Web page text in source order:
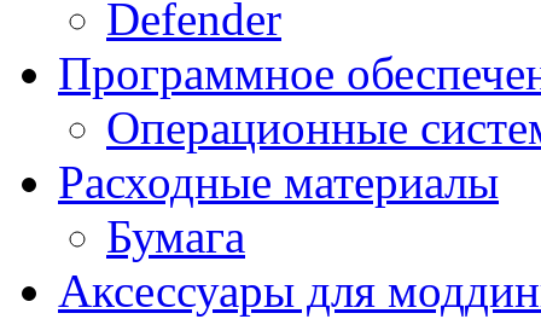
Defender
Программное
Операционные
Расходные материалы
Бумага
Аксессуары для